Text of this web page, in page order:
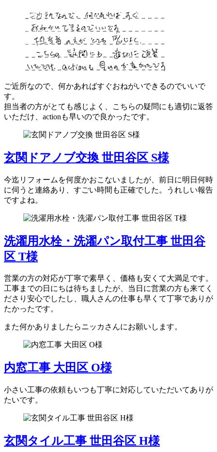
ご近所なので、何かあればすぐおねがいできるのでいいで
す。
担当者の方がとても感じよく、こちらの疑問にも適切に返答
いただけ、actionも早いので良かったです。
玄関ドアノブ交換 世田谷区 S様
今迄リフォームを何度かおこないましたが、前日に明日何時
に伺うと連絡あり、すごい時間も正確でした。うれしい報告
ですよね。
洗濯用水栓・洗濯パン取付工事 世田谷
区 T様
営業の方の対応が丁寧で素早く、価格も安くて大満足です。
工事までの日にちは待ちましたが、当日に営業の方も来てく
ださり安心でしたし、職人さんの仕事も早くて丁寧でありが
たかったです。
また何かありましたらニッカさんにお願いします。
内窓工事 大田区 O様
小さい工事の依頼もいつも丁寧に対応していただいてありが
たいです。
玄関タイル工事 世田谷区 H様